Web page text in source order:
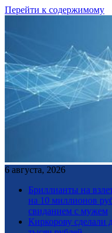
Перейти к содержимому
6 августа, 2026
Бриллианты на
на 10 миллионов
свиданием с мужем
Киркорову сделали